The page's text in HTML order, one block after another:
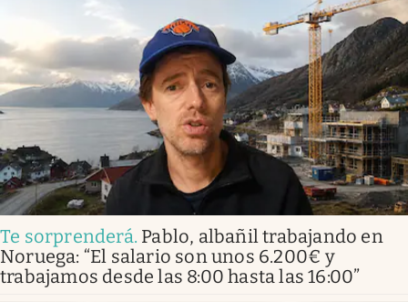
Te sorprenderá. Pablo, albañil trabajando en
Noruega: “El salario son unos 6.200€ y
trabajamos desde las 8:00 hasta las 16:00”